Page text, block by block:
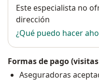
Disponibilidad
Este especialista no
dirección
¿Qué puedo hacer
Formas de pago
Aseguradoras